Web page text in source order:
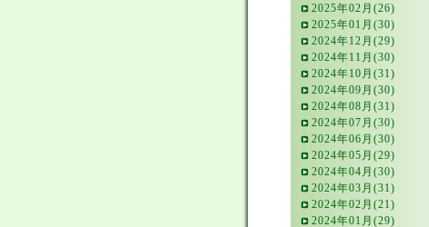
2025年02月(26)
2025年01月(30)
2024年12月(29)
2024年11月(30)
2024年10月(31)
2024年09月(30)
2024年08月(31)
2024年07月(30)
2024年06月(30)
2024年05月(29)
2024年04月(30)
2024年03月(31)
2024年02月(21)
2024年01月(29)